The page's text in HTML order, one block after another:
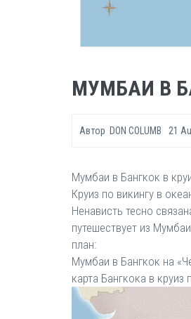
МУМБАИ В
Автор DON COLUMB 21
Мумбаи в Бангкок в
Круиз по викингу в
Ненависть тесно
путешествует из
план:
Мумбаи в Бангкок на
карта Бангкока в